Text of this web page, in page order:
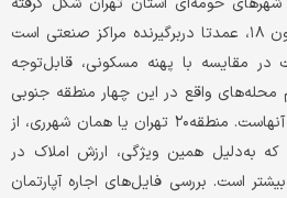
است. از طرفی، منطقه‌ای همچون ۱۸، عمدتا دربرگیرنده مراکز صنعتی است
در مقایسه با پهنه مسکونی، قابل‌توجه
واقع در این چهار منطقه جنوبی
شهر تهران، «قدیمی و اصالت» آنهاست. منطقه۲۰ تهران یا همان شهرری، از
به‌دلیل همین ویژگی، ارزش املاک در
است. بررسی فایل‌های اجاره آپارتمان